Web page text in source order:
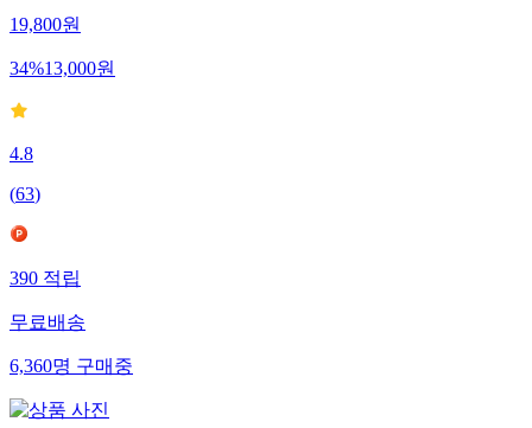
19,800원
34%13,000원
4.8
(63)
390적립
무료배송
6,360명구매중